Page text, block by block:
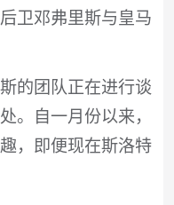
卫邓弗里斯与皇马
的团队正在进行谈
。自一月份以来，
，即便现在斯洛特